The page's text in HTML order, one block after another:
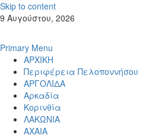
Skip to content
9 Αυγούστου, 2026
Primary Menu
ΑΡΧΙΚΗ
Περιφέρεια Πελοποννήσου
ΑΡΓΟΛΙΔΑ
Αρκαδία
Κορινθία
ΛΑΚΩΝΙΑ
ΑΧΑΙΑ